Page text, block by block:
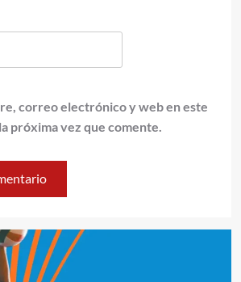
correo electrónico y web en este
próxima vez que comente.